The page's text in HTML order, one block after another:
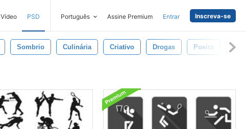
Vídeo PSD Português Assine Premium Entrar Inscreva-se
Sombrio Culinária Criativo Drogas Poeira